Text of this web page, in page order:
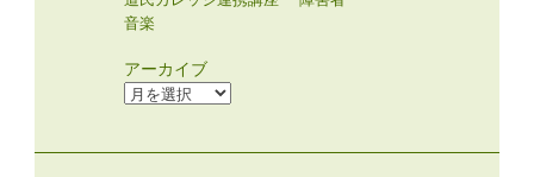
音楽
アーカイブ
ア